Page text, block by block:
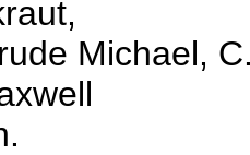
Michael,